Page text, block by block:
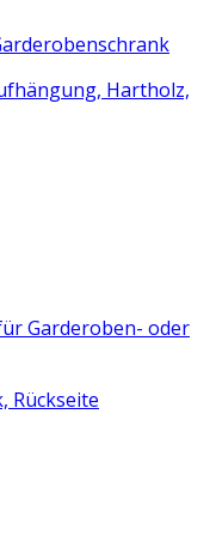
Hartholz,
Garderoben- oder
Rückseite